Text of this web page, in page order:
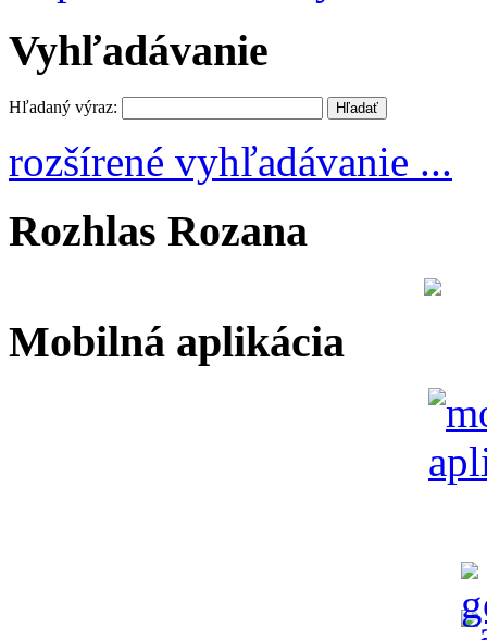
Vyhľadávanie
Hľadaný výraz:
rozšírené vyhľadávanie ...
Rozhlas Rozana
Mobilná aplikácia